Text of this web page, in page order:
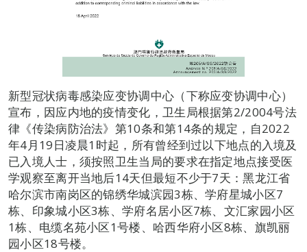
新型冠状病毒感染应变协调中心（下称应变协调中心）
宣布，因应内地的疫情变化，卫生局根据第2/2004号法
律《传染病防治法》第10条和第14条的规定，自2022
年4月19日凌晨1时起，所有曾经到过以下地点的入境及
已入境人士，须按照卫生当局的要求在指定地点接受医
学观察至离开当地后14天但最短不少于7天：黑龙江省
哈尔滨市南岗区的锦绣华城滨园3栋、学府星城小区7
栋、印象城小区3栋、学府名居小区7栋、文汇家园小区
1栋、电缆名苑小区1号楼、哈西华府小区8栋、旗凯丽
园小区18号楼。